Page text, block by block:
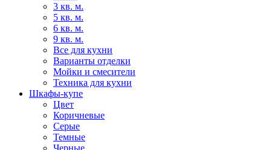
3 кв. м.
5 кв. м.
6 кв. м.
9 кв. м.
Все для кухни
Варианты отделки
Мойки и смесители
Техника для кухни
Шкафы-купе
Цвет
Коричневые
Серые
Темные
Черные